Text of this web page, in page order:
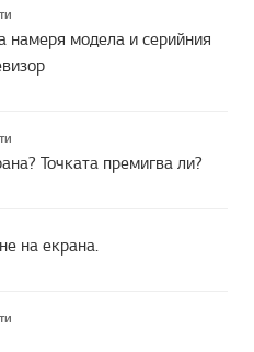
намеря модела и серийния
Точката премигва ли?
на екрана.